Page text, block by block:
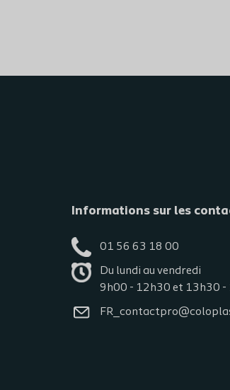
Informations sur les
01 56 63 18 00
Du lundi au vendredi
9h00 - 12h30 et 13h30 -